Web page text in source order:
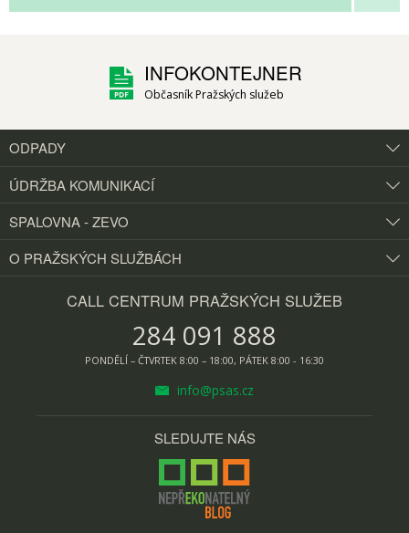
INFOKONTEJNER
Občasník Pražských služeb
ODPADY
ÚDRŽBA KOMUNIKACÍ
SPALOVNA - ZEVO
O PRAŽSKÝCH SLUŽBÁCH
CALL CENTRUM PRAŽSKÝCH SLUŽEB
284 091 888
PONDĚLÍ – ČTVRTEK 8:00 – 18:00, PÁTEK 8:00 - 16:30
info@psas.cz
SLEDUJTE NÁS